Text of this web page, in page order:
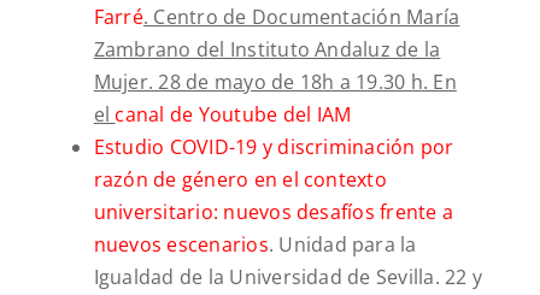
Farré. Centro de Documentación María
Zambrano del Instituto Andaluz de la
Mujer. 28 de mayo de 18h a 19.30 h. En
el canal de Youtube del IAM
Estudio COVID-19 y discriminación por
razón de género en el contexto
universitario: nuevos desafíos frente a
nuevos escenarios. Unidad para la
Igualdad de la Universidad de Sevilla. 22 y